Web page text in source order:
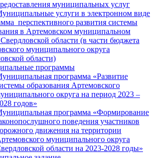
муниципальных услуг
услуги в электронном виде
перспективного развития системы
в Артемовском муниципальном
области (в части бюджета
муниципального округа
области)
программы
программа «Развитие
образования Артемовского
округа на период 2023 –
годов»
программа «Формирование
поведения участников
движения на территории
муниципального округа
области на 2023-2028 годы»